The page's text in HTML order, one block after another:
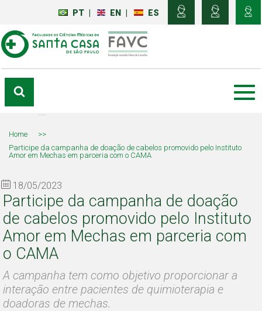
PT EN ES
Home
>>
Participe da campanha de doação de cabelos promovido pelo Instituto
Amor em Mechas em parceria com o CAMA
18/05/2023
Participe da campanha de doação
de cabelos promovido pelo Instituto
Amor em Mechas em parceria com
o CAMA
A campanha tem como objetivo proporcionar a
interação entre pacientes de quimioterapia e
doadoras de mechas.